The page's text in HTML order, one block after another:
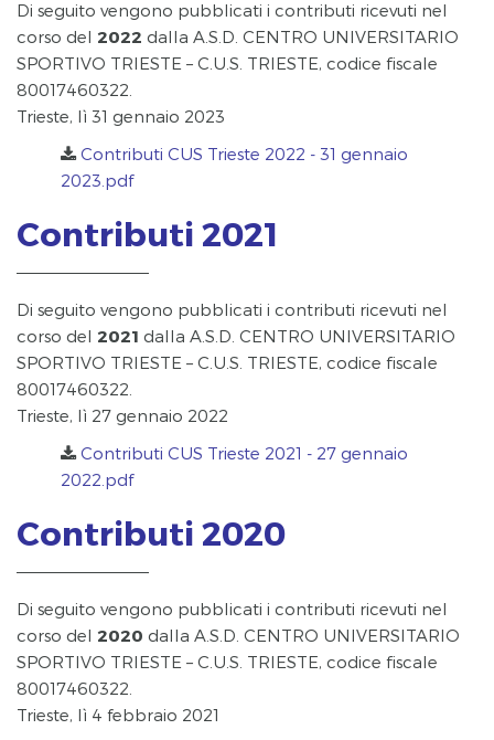
Di seguito vengono pubblicati i contributi ricevuti nel
corso del 2022 dalla A.S.D. CENTRO UNIVERSITARIO
SPORTIVO TRIESTE – C.U.S. TRIESTE, codice fiscale
80017460322.
Trieste, lì 31 gennaio 2023
Contributi CUS Trieste 2022 - 31 gennaio
2023.pdf
Contributi 2021
Di seguito vengono pubblicati i contributi ricevuti nel
corso del 2021 dalla A.S.D. CENTRO UNIVERSITARIO
SPORTIVO TRIESTE – C.U.S. TRIESTE, codice fiscale
80017460322.
Trieste, lì 27 gennaio 2022
Contributi CUS Trieste 2021 - 27 gennaio
2022.pdf
Contributi 2020
Di seguito vengono pubblicati i contributi ricevuti nel
corso del 2020 dalla A.S.D. CENTRO UNIVERSITARIO
SPORTIVO TRIESTE – C.U.S. TRIESTE, codice fiscale
80017460322.
Trieste, lì 4 febbraio 2021